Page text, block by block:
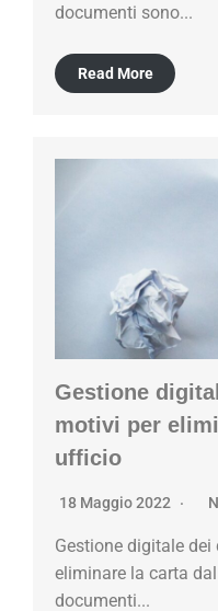
documenti sono...
Read More
Gestione
motivi per
ufficio
18 Maggio 2022
Gestione digitale
eliminare la carta
documenti...